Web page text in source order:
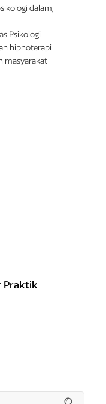
dalam,
Psikologi
hipnoterapi
masyarakat
Praktik